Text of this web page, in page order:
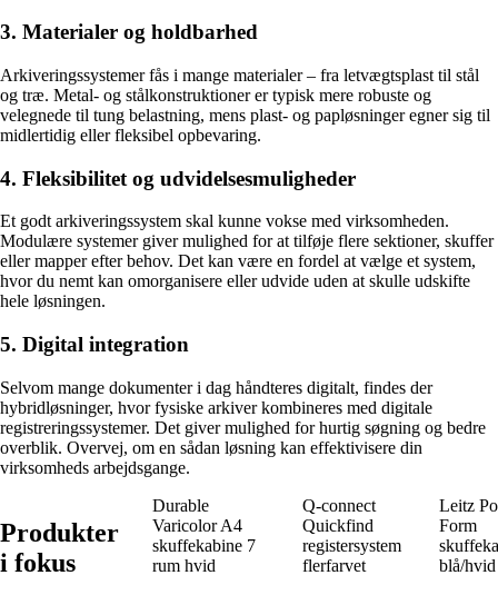
3. Materialer og holdbarhed
Arkiveringssystemer fås i mange materialer – fra letvægtsplast til stål
og træ. Metal- og stålkonstruktioner er typisk mere robuste og
velegnede til tung belastning, mens plast- og papløsninger egner sig til
midlertidig eller fleksibel opbevaring.
4. Fleksibilitet og udvidelsesmuligheder
Et godt arkiveringssystem skal kunne vokse med virksomheden.
Modulære systemer giver mulighed for at tilføje flere sektioner, skuffer
eller mapper efter behov. Det kan være en fordel at vælge et system,
hvor du nemt kan omorganisere eller udvide uden at skulle udskifte
hele løsningen.
5. Digital integration
Selvom mange dokumenter i dag håndteres digitalt, findes der
hybridløsninger, hvor fysiske arkiver kombineres med digitale
registreringssystemer. Det giver mulighed for hurtig søgning og bedre
overblik. Overvej, om en sådan løsning kan effektivisere din
virksomheds arbejdsgange.
Produkter
i fokus
Durable
Varicolor A4
skuffekabine 7
rum hvid
Q-connect
Quickfind
registersystem
flerfarvet
Leitz
Form
blå/hvid